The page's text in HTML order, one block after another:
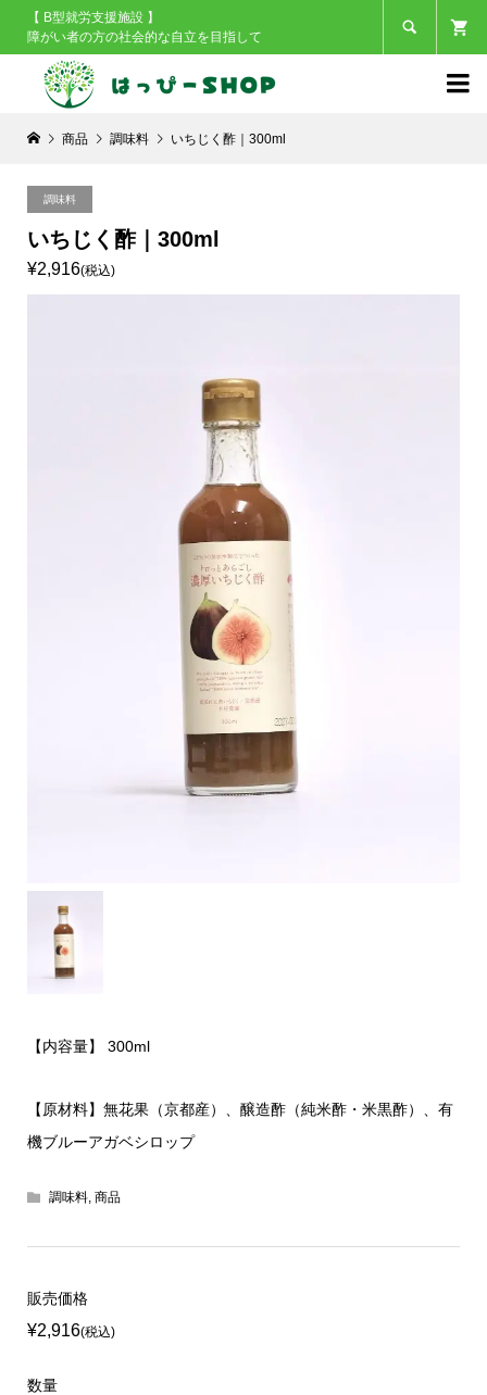
【 B型就労支援施設 】
障がい者の方の社会的な自立を目指して


商品 調味料 いちじく酢｜300ml
調味料
いちじく酢｜300ml
¥2,916(税込)
【内容量】 300ml
【原材料】無花果（京都産）、醸造酢（純米酢・米黒酢）、有
機ブルーアガベシロップ
調味料, 商品
販売価格
¥2,916(税込)
数量